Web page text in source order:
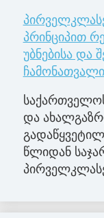
პრინციპით
უბნებისა და
და
წლიდან